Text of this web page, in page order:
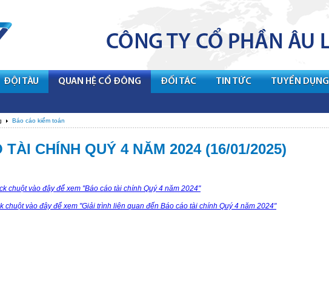
ĐỘI TÀU QUAN HỆ CỔ ĐÔNG ĐỐI TÁC TIN TỨC TUYỂN DỤNG
Báo cáo kiểm toán
TÀI CHÍNH QUÝ 4 NĂM 2024 (16/01/2025)
chuột vào đâyđể xem "Báo cáo tài chính Quý 4 năm 2024"
chuột vào đây để xem "Giải trình liên quan đến Báo cáo tài chính Quý 4 năm 2024"